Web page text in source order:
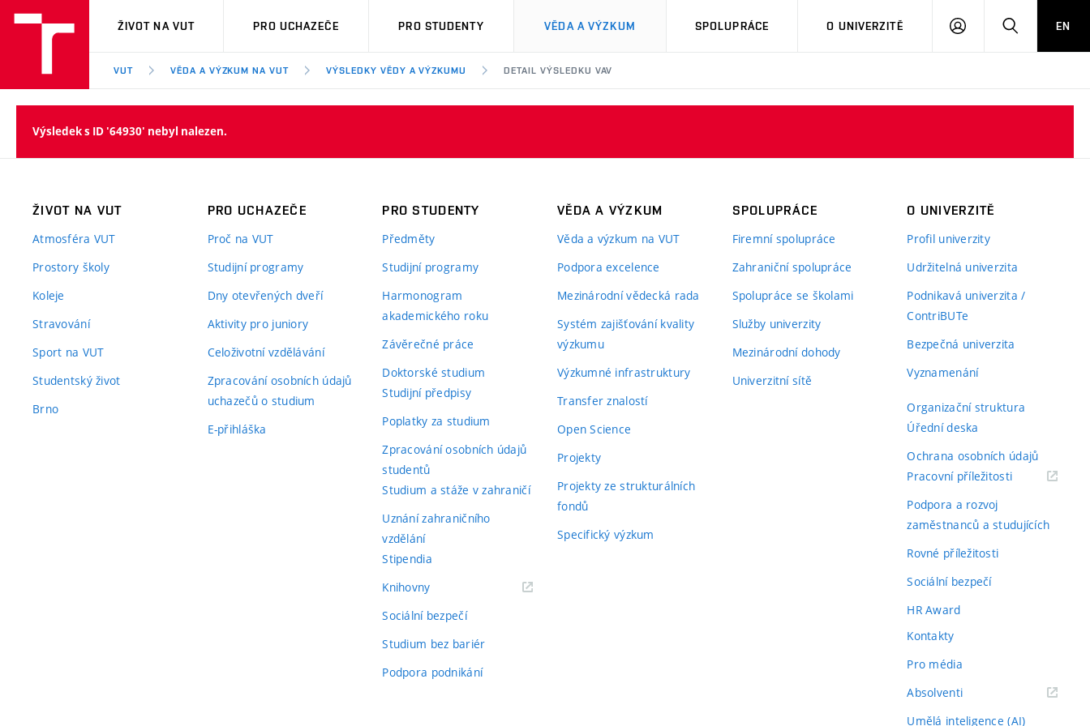
VUT
ŽIVOT NA VUT PRO UCHAZEČE PRO STUDENTY VĚDA A VÝZKUM SPOLUPRÁCE O UNIVERZITĚ
PŘIHLÁSIT HLEDATEN
VUT VĚDA A VÝZKUM NA VUT VÝSLEDKY VĚDY A VÝZKUMU DETAIL VÝSLEDKU VAV
Výsledek s ID '64930' nebyl nalezen.
ŽIVOT NA VUT
Atmosféra VUT
Prostory školy
Koleje
Stravování
Sport na VUT
Studentský život
Brno
PRO UCHAZEČE
Proč na VUT
Studijní programy
Dny otevřených dveří
Aktivity pro juniory
Celoživotní vzdělávání
Zpracování osobních údajů
uchazečů o studium
E-přihláška
PRO STUDENTY
Předměty
Studijní programy
Harmonogram
akademického roku
Závěrečné práce
Doktorské studium
Studijní předpisy
Poplatky za studium
Zpracování osobních údajů
studentů
Studium a stáže v zahraničí
Uznání zahraničního
vzdělání
Stipendia
Knihovny(externí
Sociální bezpečí
Studium bez bariér
Podpora podnikání
VĚDA A VÝZKUM
Věda a výzkum na VUT
Podpora excelence
Mezinárodní vědecká rada
Systém zajišťování kvality
výzkumu
Výzkumné infrastruktury
Transfer znalostí
Open Science
Projekty
Projekty ze strukturálních
fondů
Specifický výzkum
SPOLUPRÁCE
Firemní spolupráce
Zahraniční spolupráce
Spolupráce se školami
Služby univerzity
Mezinárodní dohody
Univerzitní sítě
O UNIVERZITĚ
Profil univerzity
Udržitelná univerzita
Podnikavá univerzita /
ContriBUTe
Bezpečná univerzita
Vyznamenání
Organizační struktura
Úřední deska
Ochrana osobních údajů
Pracovní příležitosti(externí
Podpora a rozvoj
zaměstnanců a studujících
Rovné příležitosti
Sociální bezpečí
HR Award
Kontakty
Pro média
Absolventi(externí
Umělá inteligence (AI)